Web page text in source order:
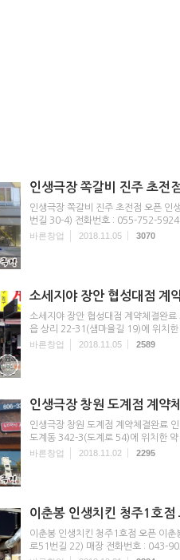
인생극장 쪽갈비 진주 초전
인생극장 쪽갈비 진주 초전점 오픈
번길 30-4) 전화번호 : 055-752-5924
바른창업
2018.11.05 3070
소세지야 장안 협성대점 계
소세지야 장안 협성대점 계약체결완
읍 상리 22-31(샘마을길 19)에 위치
바른창업
2018.11.05 2589
인생극장 창원 도계점 계약
인생극장 창원 도계점 계약체결완료
도계동 342-3(도계로 54)에 위치한
바른창업
2018.11.02 2295
이춘봉 인생치킨 청주1호점
이춘봉 인생치킨 청주1호점 오픈 이
로51번길 22) 매장 전화번호 : 043-